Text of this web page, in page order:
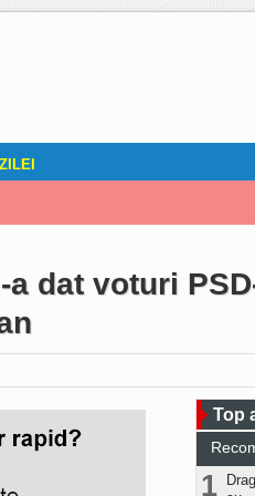
dat voturi
Top
1